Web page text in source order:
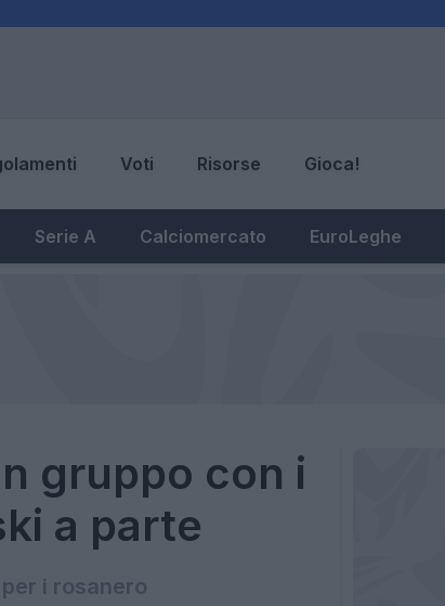
Voti Risorse Gioca!
Serie A Calciomercato EuroLeghe
gruppo con i
a parte
i rosanero